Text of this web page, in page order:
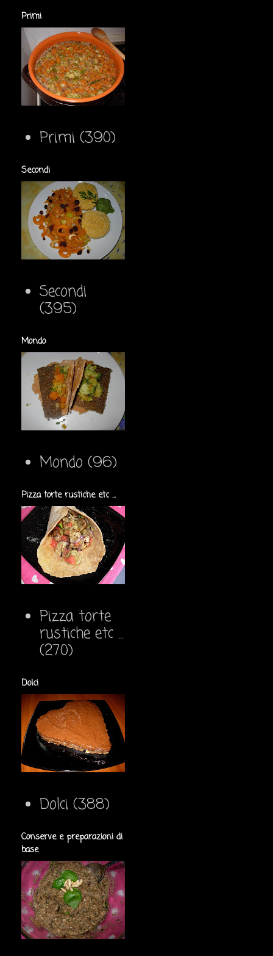
Primi
Primi (390)
Secondi
Secondi
(395)
Mondo
Mondo (96)
Pizza torte rustiche etc ...
Pizza torte
rustiche etc ...
(270)
Dolci
Dolci (388)
Conserve e preparazioni di
base